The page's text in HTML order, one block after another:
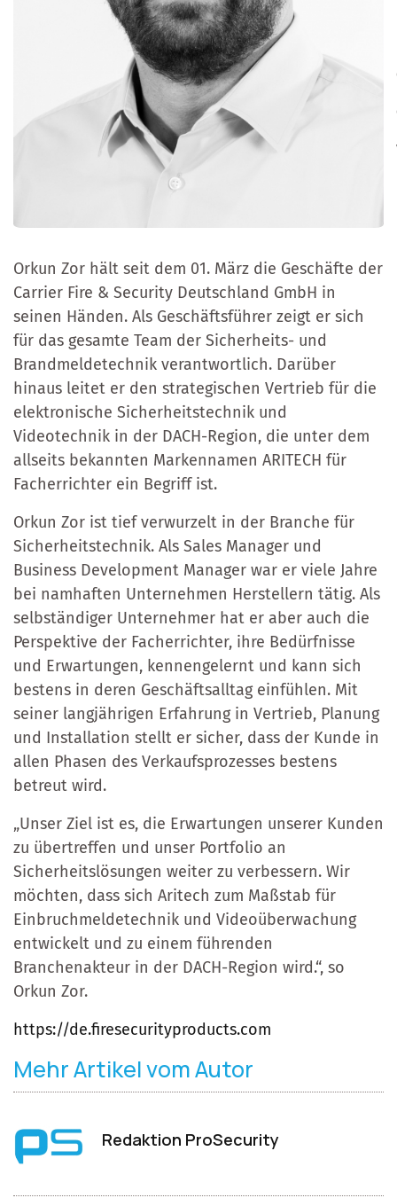
Orkun Zor hält seit dem 01. März die Geschäfte der
Carrier Fire & Security Deutschland GmbH in
seinen Händen. Als Geschäftsführer zeigt er sich
für das gesamte Team der Sicherheits- und
Brandmeldetechnik verantwortlich. Darüber
hinaus leitet er den strategischen Vertrieb für die
elektronische Sicherheitstechnik und
Videotechnik in der DACH-Region, die unter dem
allseits bekannten Markennamen ARITECH für
Facherrichter ein Begriff ist.
Orkun Zor ist tief verwurzelt in der Branche für
Sicherheitstechnik. Als Sales Manager und
Business Development Manager war er viele Jahre
bei namhaften Unternehmen Herstellern tätig. Als
selbständiger Unternehmer hat er aber auch die
Perspektive der Facherrichter, ihre Bedürfnisse
und Erwartungen, kennengelernt und kann sich
bestens in deren Geschäftsalltag einfühlen. Mit
seiner langjährigen Erfahrung in Vertrieb, Planung
und Installation stellt er sicher, dass der Kunde in
allen Phasen des Verkaufsprozesses bestens
betreut wird.
„Unser Ziel ist es, die Erwartungen unserer Kunden
zu übertreffen und unser Portfolio an
Sicherheitslösungen weiter zu verbessern. Wir
möchten, dass sich Aritech zum Maßstab für
Einbruchmeldetechnik und Videoüberwachung
entwickelt und zu einem führenden
Branchenakteur in der DACH-Region wird.“, so
Orkun Zor.
https://de.firesecurityproducts.com
Mehr Artikel vom Autor
Redaktion ProSecurity